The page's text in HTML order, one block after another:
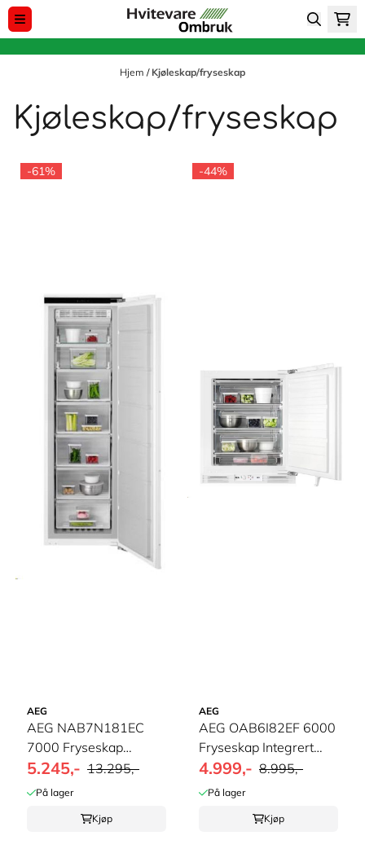
Hopp til innhold
Hjem / Kjøleskap/fryseskap
Kjøleskap/fryseskap
-61%
AEG
AEG NAB7N181EC
7000 Fryseskap
NoFrost
5.245,- 13.295,-
På lager
Kjøp
-44%
AEG
AEG OAB6I82EF 6000
Fryseskap Integrert
Statisk
4.999,- 8.995,-
På lager
Kjøp